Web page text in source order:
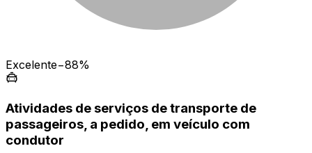
Excelente−88%
Atividades de serviços de transporte de
passageiros, a pedido, em veículo com
condutor